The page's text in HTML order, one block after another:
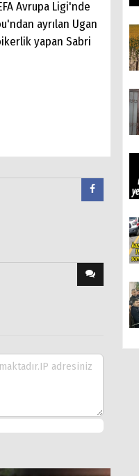
Avrupa Ligi'nde
ayrılan Ugan
yapan Sabri